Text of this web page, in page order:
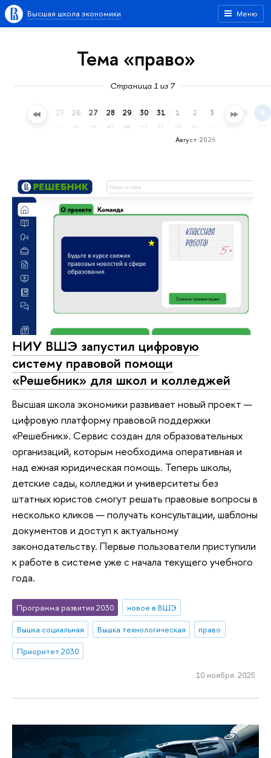
Меню
Высшая школа экономики
Тема «право»
Страница 1 из 7
24 25 26 27
пн
28
вт
29
ср
30
чт
31
пт
Август 2026
1
сб
2 3 4 5 6
чт
НИУ ВШЭ запустил цифровую
систему правовой помощи
«Решебник» для школ и колледжей
Высшая школа экономики развивает новый проект —
цифровую платформу правовой поддержки
«Решебник». Сервис создан для образовательных
организаций, которым необходима оперативная и
над ежная юридическая помощь. Теперь школы,
детские сады, колледжи и университеты без
штатных юристов смогут решать правовые вопросы в
несколько кликов — получать консультации, шаблоны
документов и доступ к актуальному
законодательству. Первые пользователи приступили
к работе в системе уже с начала текущего учебного
года.
Программа развития 2030
новое в ВШЭ
Вышка социальная
Вышка технологическая
право
Приоритет 2030
10 ноября 2025